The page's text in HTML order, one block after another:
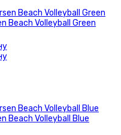
Beach Volleyball Green
Beach Volleyball Blue